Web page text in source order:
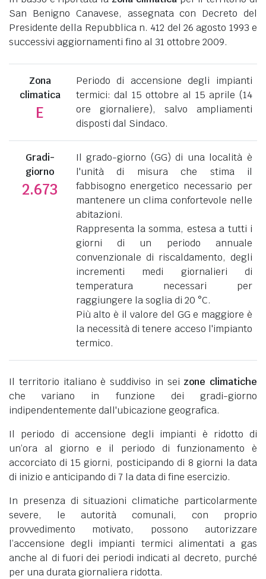
San Benigno Canavese, assegnata con Decreto del
Presidente della Repubblica n. 412 del 26 agosto 1993 e
successivi aggiornamenti fino al 31 ottobre 2009.
Zona
climatica
E
Periodo di accensione degli impianti
termici: dal 15 ottobre al 15 aprile (14
ore giornaliere), salvo ampliamenti
disposti dal Sindaco.
Gradi-
giorno
2.673
Il grado-giorno (GG) di una località è
l'unità di misura che stima il
fabbisogno energetico necessario per
mantenere un clima confortevole nelle
abitazioni.
Rappresenta la somma, estesa a tutti i
giorni di un periodo annuale
convenzionale di riscaldamento, degli
incrementi medi giornalieri di
temperatura necessari per
raggiungere la soglia di 20 °C.
Più alto è il valore del GG e maggiore è
la necessità di tenere acceso l'impianto
termico.
Il territorio italiano è suddiviso in sei zone climatiche
che variano in funzione dei gradi-giorno
indipendentemente dall'ubicazione geografica.
Il periodo di accensione degli impianti è ridotto di
un’ora al giorno e il periodo di funzionamento è
accorciato di 15 giorni, posticipando di 8 giorni la data
di inizio e anticipando di 7 la data di fine esercizio.
In presenza di situazioni climatiche particolarmente
severe, le autorità comunali, con proprio
provvedimento motivato, possono autorizzare
l’accensione degli impianti termici alimentati a gas
anche al di fuori dei periodi indicati al decreto, purché
per una durata giornaliera ridotta.